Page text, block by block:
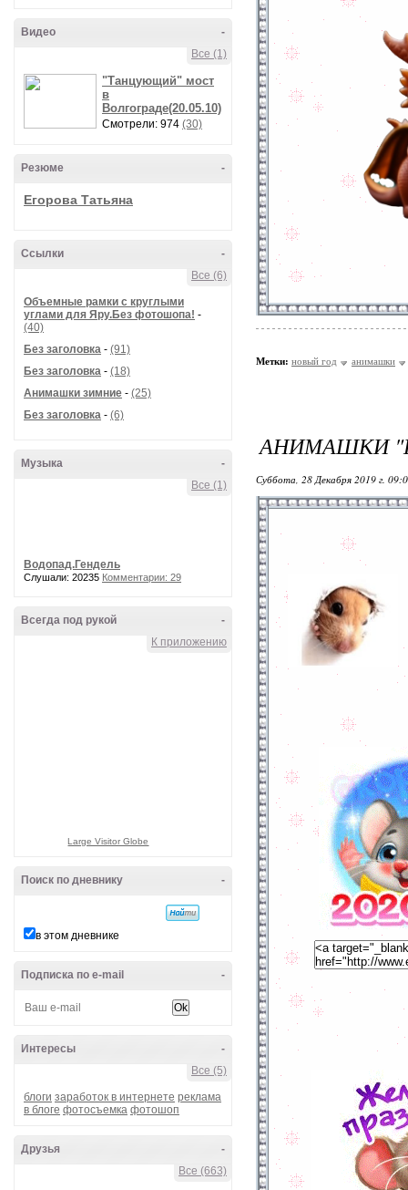
-
Видео
Все (1)
"Танцующий" мост
в
Волгограде(20.05.10)
Смотрели: 974 (30)
-
Резюме
Егорова Татьяна
-
Ссылки
Все (6)
Объемные рамки с круглыми
углами для Яру.Без фотошопа! -
(40)
Без заголовка - (91)
Без заголовка - (18)
Анимашки зимние - (25)
Без заголовка - (6)
-
Музыка
Все (1)
Водопад.Гендель
Слушали: 20235 Комментарии: 29
-
Всегда под рукой
К приложению
Large Visitor Globe
-
Поиск по дневнику
в этом дневнике
-
Подписка по e-mail
-
Интересы
Все (5)
блоги заработок в интернете реклама
в блоге фотосъемка фотошоп
-
Друзья
Все (663)
Метки: новый год анимашки
АНИМАШКИ
Суббота, 28 Декабря 2019 г.